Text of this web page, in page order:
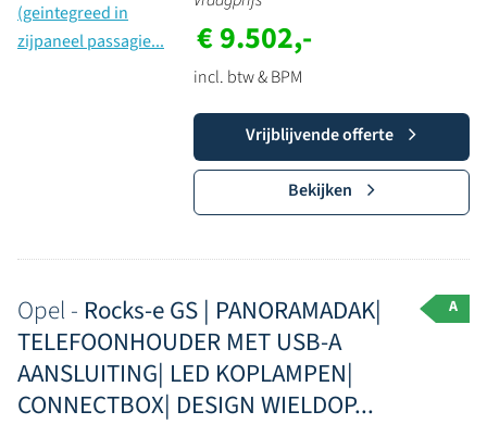
€ 9.502,-
incl. btw & BPM
Vrijblijvende offerte
Bekijken
Opel - Rocks-e GS | PANORAMADAK|
TELEFOONHOUDER MET USB-A
AANSLUITING| LED KOPLAMPEN|
CONNECTBOX| DESIGN WIELDOP...
A